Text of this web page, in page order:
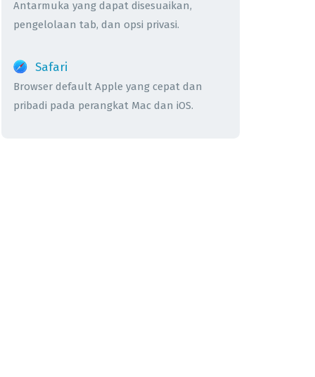
Antarmuka yang dapat disesuaikan,
pengelolaan tab, dan opsi privasi.
Safari
Browser default Apple yang cepat dan
pribadi pada perangkat Mac dan iOS.